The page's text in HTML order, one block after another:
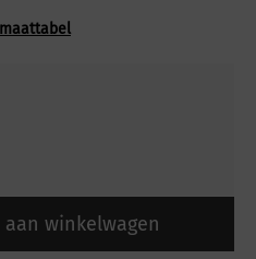
maattabel
aan winkelwagen